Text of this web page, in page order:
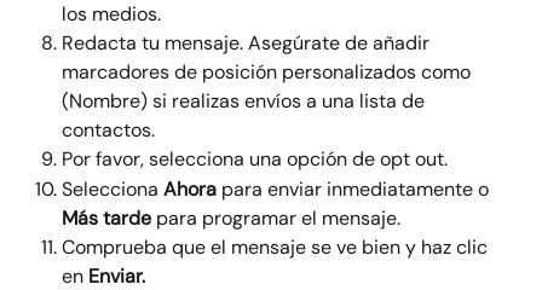
los medios.
Redacta tu mensaje. Asegúrate de añadir
marcadores de posición personalizados como
(Nombre) si realizas envíos a una lista de
contactos.
Por favor, selecciona una opción de opt out.
Selecciona Ahora para enviar inmediatamente o
Más tarde para programar el mensaje.
Comprueba que el mensaje se ve bien y haz clic
en Enviar.